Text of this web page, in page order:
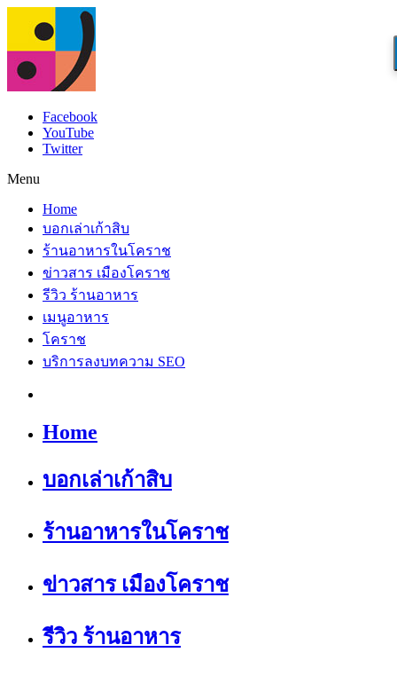
Facebook
YouTube
Twitter
Menu
Home
บอกเล่าเก้าสิบ
ร้านอาหารในโคราช
ข่าวสาร เมืองโคราช
รีวิว ร้านอาหาร
เมนูอาหาร
โคราช
บริการลงบทความ SEO
Home
บอกเล่าเก้าสิบ
ร้านอาหารในโคราช
ข่าวสาร เมืองโคราช
รีวิว ร้านอาหาร